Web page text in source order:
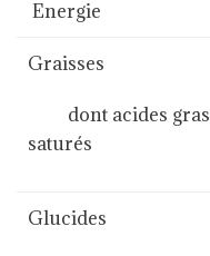
Energie
Graisses
dont acides gras
saturés
Glucides